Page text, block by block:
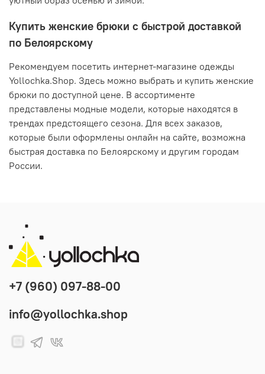
Купить женские брюки с быстрой доставкой
по Белоярскому
Рекомендуем посетить интернет-магазине одежды
Yollochka.Shop. Здесь можно выбрать и купить женские
брюки по доступной цене. В ассортименте
представлены модные модели, которые находятся в
трендах предстоящего сезона. Для всех заказов,
которые были оформлены онлайн на сайте, возможна
быстрая доставка по Белоярскому и другим городам
России.
+7 (960) 097-88-00
info@yollochka.shop